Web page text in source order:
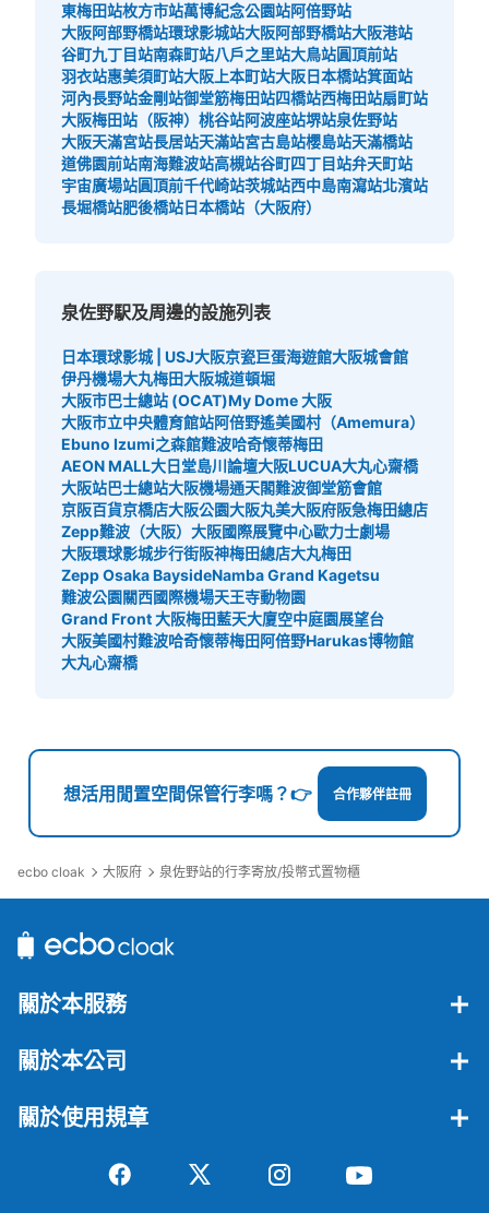
東梅田站枚方市站萬博紀念公園站阿倍野站
大阪阿部野橋站環球影城站大阪阿部野橋站大阪港站
谷町九丁目站南森町站八戶之里站大鳥站圓頂前站
羽衣站惠美須町站大阪上本町站大阪日本橋站箕面站
河內長野站金剛站御堂筋梅田站四橋站西梅田站扇町站
大阪梅田站（阪神） 桃谷站阿波座站堺站泉佐野站
大阪天滿宮站長居站天滿站宮古島站櫻島站天滿橋站
道佛園前站南海難波站高槻站谷町四丁目站弁天町站
宇宙廣場站圓頂前千代崎站茨城站西中島南瀉站北濱站
長堀橋站肥後橋站日本橋站（大阪府）
泉佐野駅及周邊的設施列表
日本環球影城 | USJ大阪京瓷巨蛋海遊館大阪城會館
伊丹機場大丸梅田大阪城道頓堀
大阪市巴士總站 (OCAT)My Dome 大阪
大阪市立中央體育館站阿倍野遙美國村（Amemura）
Ebuno Izumi之森館難波哈奇懷蒂梅田
AEON MALL大日堂島川論壇大阪LUCUA大丸心齋橋
大阪站巴士總站大阪機場通天閣難波御堂筋會館
京阪百貨京橋店大阪公園大阪丸美大阪府阪急梅田總店
Zepp難波（大阪） 大阪國際展覽中心歐力士劇場
大阪環球影城步行街阪神梅田總店大丸梅田
Zepp Osaka BaysideNamba Grand Kagetsu
難波公園關西國際機場天王寺動物園
Grand Front 大阪梅田藍天大廈空中庭園展望台
大阪美國村難波哈奇懷蒂梅田阿倍野Harukas博物館
大丸心齋橋
想活用閒置空間保管行李嗎？👉 合作夥伴註冊
ecbo cloak 大阪府 泉佐野站的行李寄放/投幣式置物櫃
關於本服務
關於本公司
關於使用規章